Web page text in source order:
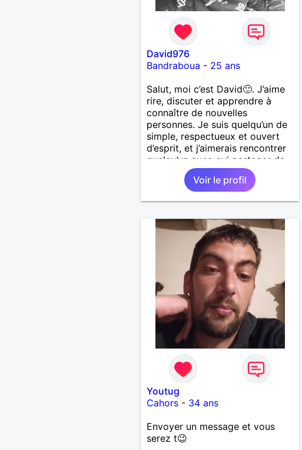
David976
Bandraboua - 25 ans
Salut, moi c’est David🙂. J’aime
rire, discuter et apprendre à
connaître de nouvelles
personnes. Je suis quelqu’un de
simple, respectueux et ouvert
d’esprit, et j’aimerais rencontrer
quelqu’un avec qui partager de
bons moments et pourquoi pas
plus si le feeling est là.
Voir le profil
Youtug
Cahors- 34 ans
Envoyer un message et vous
serez t😉